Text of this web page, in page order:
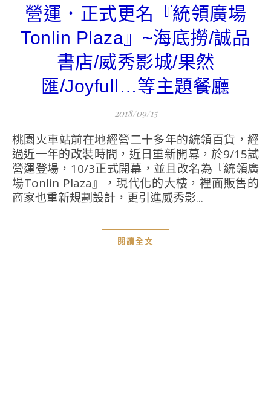
營運．正式更名『統領廣場
Tonlin Plaza』~海底撈/誠品
書店/威秀影城/果然
匯/Joyfull…等主題餐廳
2018/09/15
桃園火車站前在地經營二十多年的統領百貨，經
過近一年的改裝時間，近日重新開幕，於9/15試
營運登場，10/3正式開幕，並且改名為『統領廣
場Tonlin Plaza』，現代化的大樓，裡面販售的
商家也重新規劃設計，更引進威秀影...
閱讀全文